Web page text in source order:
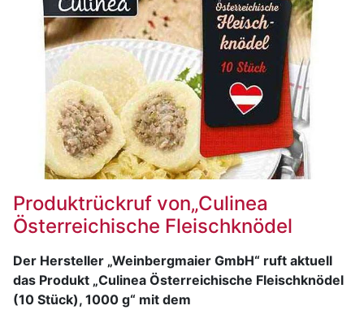
Produktrückruf von„Culinea
Österreichische Fleischknödel
Der Hersteller „Weinbergmaier GmbH“ ruft aktuell
das Produkt „Culinea Österreichische Fleischknödel
(10 Stück), 1000 g“ mit dem